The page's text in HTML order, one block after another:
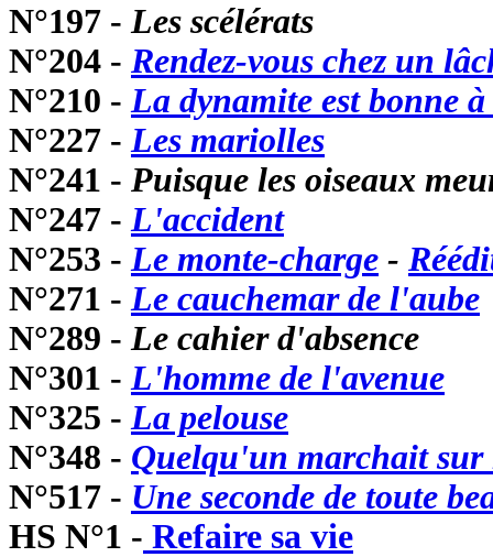
N°197 -Les scélérats
N°204 - Rendez-vous chez un
N°210 - La dynamite est bonne
N°227 -Les mariolles
N°241 - Puisque les oiseaux
N°247 -L'accident
N°253 -Le monte-charge -
N°271 -Le cauchemar de l'aube
N°289 -Le cahier d'absence
N°301 -L'homme de l'avenue
N°325 -La pelouse
N°348 - Quelqu'un marchait sur
N°517 - Une seconde de toute
HS N°1 - Refaire sa vie